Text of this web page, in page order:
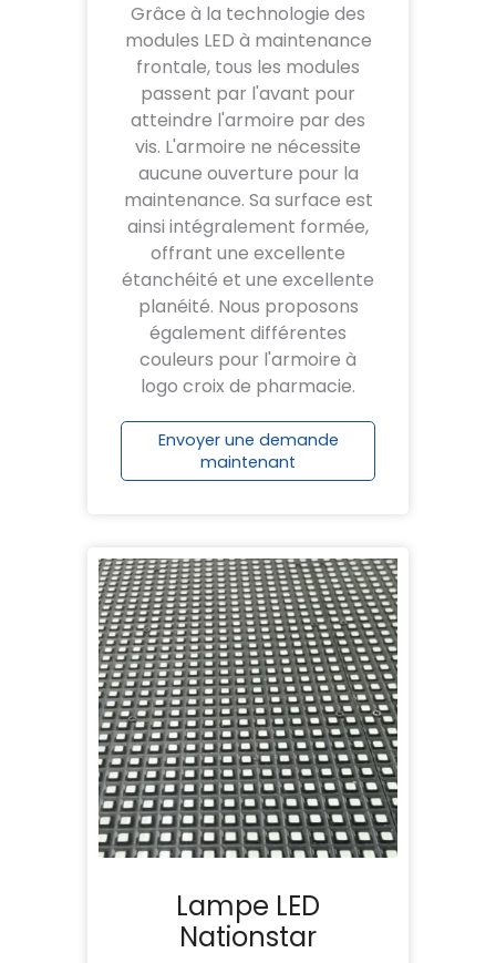
Grâce à la technologie des
modules LED à maintenance
frontale, tous les modules
passent par l'avant pour
atteindre l'armoire par des
vis. L'armoire ne nécessite
aucune ouverture pour la
maintenance. Sa surface est
ainsi intégralement formée,
offrant une excellente
étanchéité et une excellente
planéité. Nous proposons
également différentes
couleurs pour l'armoire à
logo croix de pharmacie.
Envoyer une demande
maintenant
Lampe LED
Nationstar